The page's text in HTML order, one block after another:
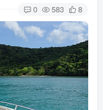
0 583 8